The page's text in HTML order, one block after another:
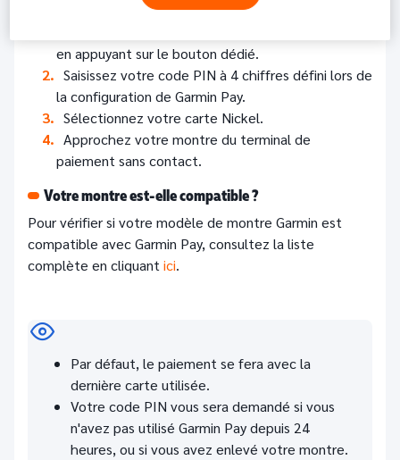
Sur votre montre Garmin, ouvrez votre
en appuyant sur le bouton dédié.
Saisissez votre code PIN à 4 chiffres défini lors de
la configuration de Garmin Pay.
Sélectionnez votre carte Nickel.
Approchez votre montre du terminal de
paiement sans contact.
Votre montre est-elle compatible ?
Pour vérifier si votre modèle de montre Garmin est
compatible avec Garmin Pay, consultez la liste
complète en cliquant ici.
Par défaut, le paiement se fera avec la
dernière carte utilisée.
Votre code PIN vous sera demandé si vous
n'avez pas utilisé Garmin Pay depuis 24
heures, ou si vous avez enlevé votre montre.